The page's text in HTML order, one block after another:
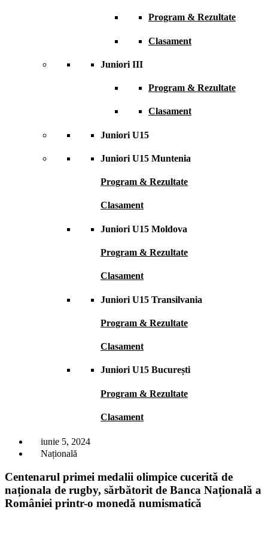
Program & Rezultate
Clasament
Juniori III
Program & Rezultate
Clasament
Juniori U15
Juniori U15 Muntenia
Program & Rezultate
Clasament
Juniori U15 Moldova
Program & Rezultate
Clasament
Juniori U15 Transilvania
Program & Rezultate
Clasament
Juniori U15 București
Program & Rezultate
Clasament
iunie 5, 2024
Națională
Centenarul primei medalii olimpice cucerită de
naționala de rugby, sărbătorit de Banca Națională a
României printr-o monedă numismatică